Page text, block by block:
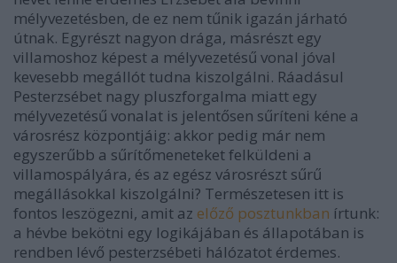
mélyvezetésben, de ez nem tűnik igazán járható
útnak. Egyrészt nagyon drága, másrészt egy
villamoshoz képest a mélyvezetésű vonal jóval
kevesebb megállót tudna kiszolgálni. Ráadásul
Pesterzsébet nagy pluszforgalma miatt egy
mélyvezetésű vonalat is jelentősen sűríteni kéne a
városrész központjáig: akkor pedig már nem
egyszerűbb a sűrítőmeneteket felküldeni a
villamospályára, és az egész városrészt sűrű
megállásokkal kiszolgálni? Természetesen itt is
fontos leszögezni, amit az előző posztunkban írtunk:
a hévbe bekötni egy logikájában és állapotában is
rendben lévő pesterzsébeti hálózatot érdemes.